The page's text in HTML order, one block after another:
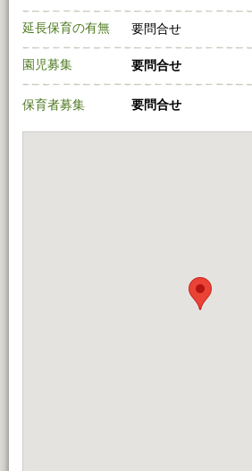
延長保育の有無 要問合せ
園児募集 要問合せ
保育者募集 要問合せ